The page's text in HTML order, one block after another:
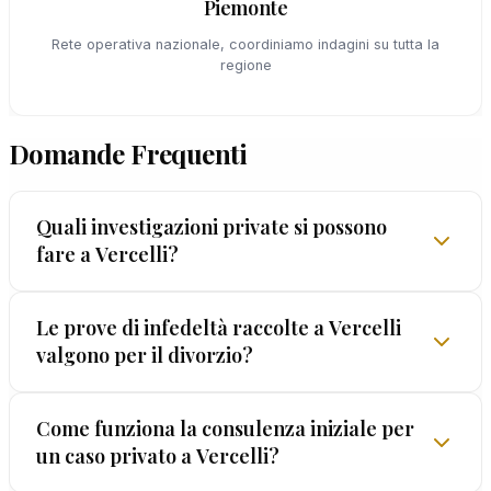
Piemonte
Rete operativa nazionale, coordiniamo indagini su tutta la
regione
Domande Frequenti
Quali investigazioni private si possono
fare a Vercelli?
Le investigazioni private in una città dinamica
come Vercelli coprono ogni ambito: infedeltà,
patrimoniali, sicurezza personale. EUROPOL®
personalizza ogni intervento sulle esigenze
Le prove di infedeltà raccolte a Vercelli
valgono per il divorzio?
Assolutamente sì. Le prove di infedeltà raccolte
da EUROPOL® sono utilizzabili nei procedimenti di
Come funziona la consulenza iniziale per
un caso privato a Vercelli?